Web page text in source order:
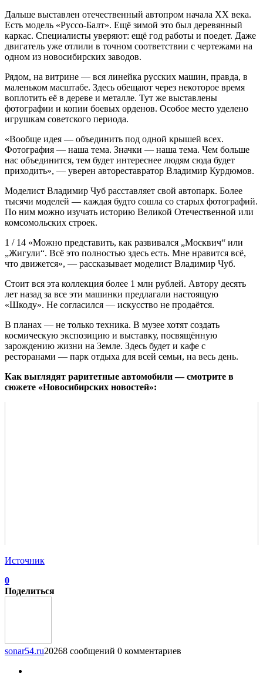
Дальше выставлен отечественный автопром начала XX века.
Есть модель «Руссо-Балт». Ещё зимой это был деревянный
каркас. Специалисты уверяют: ещё год работы и поедет. Даже
двигатель уже отлили в точном соответствии с чертежами на
одном из новосибирских заводов.
Рядом, на витрине — вся линейка русских машин, правда, в
маленьком масштабе. Здесь обещают через некоторое время
воплотить её в дереве и металле. Тут же выставлены
фотографии и копии боевых орденов. Особое место уделено
игрушкам советского периода.
«Вообще идея — объединить под одной крышей всех.
Фотография — наша тема. Значки — наша тема. Чем больше
нас объединится, тем будет интереснее людям сюда будет
приходить», — уверен автореставратор Владимир Курдюмов.
Моделист Владимир Чуб расставляет свой автопарк. Более
тысячи моделей — каждая будто сошла со старых фотографий.
По ним можно изучать историю Великой Отечественной или
комсомольских строек.
1 / 14 «Можно представить, как развивался „Москвич“ или
„Жигули“. Всё это полностью здесь есть. Мне нравится всё,
что движется», — рассказывает моделист Владимир Чуб.
Стоит вся эта коллекция более 1 млн рублей. Автору десять
лет назад за все эти машинки предлагали настоящую
«Шкоду». Не согласился — искусство не продаётся.
В планах — не только техника. В музее хотят создать
космическую экспозицию и выставку, посвящённую
зарождению жизни на Земле. Здесь будет и кафе с
ресторанами — парк отдыха для всей семьи, на весь день.
Как выглядят раритетные автомобили — смотрите в
сюжете «Новосибирских новостей»:
Источник
0
Поделиться
sonar54.ru20268 сообщений 0 комментариев